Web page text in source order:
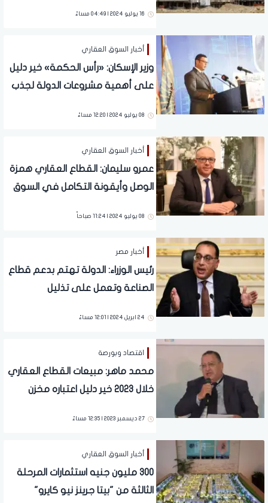
معدلات الفائدة
16 يوليو 2024 | 04:49 مساءً
أخبار السوق العقاري
وزير الإسكان: «رأس الحكمة» خير دليل
على أهمية مشروعات الدولة لجذب
08 يوليو 2024 | 12:20 مساءً
أخبار السوق العقاري
عمرو سليمان: القطاع العقاري همزة
الوصل وأيقونة التكامل في السوق
08 يوليو 2024 | 11:24 صباحاً
أخبار مصر
رئيس الوزراء: الدولة تهتم بدعم قطاع
الصناعة وتعمل على تذليل
24 ابريل 2024 | 12:01 مساءً
اقتصاد وبورصة
محمد ماهر: مبيعات القطاع العقاري
خلال 2023 خير دليل اعتباره مخزن
27 ديسمبر 2023 | 12:35 مساءً
أخبار السوق العقاري
300 مليون جنيه استثمارات المرحلة
الثالثة من "بيتا جرينز نيو كايرو"